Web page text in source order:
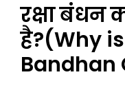
रक्षा बंधन
है?(Why
Bandhan